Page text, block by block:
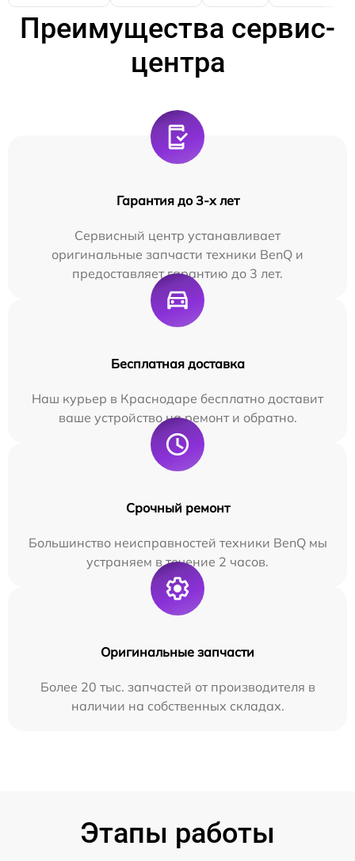
Преимущества сервис-
центра
Гарантия до 3-х лет
Сервисный центр устанавливает
оригинальные запчасти техники BenQ и
предоставляет гарантию до 3 лет.
Бесплатная доставка
Наш курьер в Краснодаре бесплатно доставит
ваше устройство на ремонт и обратно.
Срочный ремонт
Большинство неисправностей техники BenQ мы
устраняем в течение 2 часов.
Оригинальные запчасти
Более 20 тыс. запчастей от производителя в
наличии на собственных складах.
Этапы работы